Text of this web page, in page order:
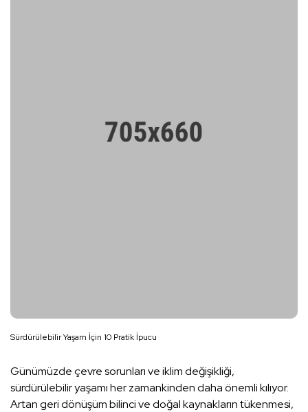
Sürdürülebilir Yaşam İçin 10 Pratik İpucu
Günümüzde çevre sorunları ve iklim değişikliği,
sürdürülebilir yaşamı her zamankinden daha önemli kılıyor.
Artan geri dönüşüm bilinci ve doğal kaynakların tükenmesi,